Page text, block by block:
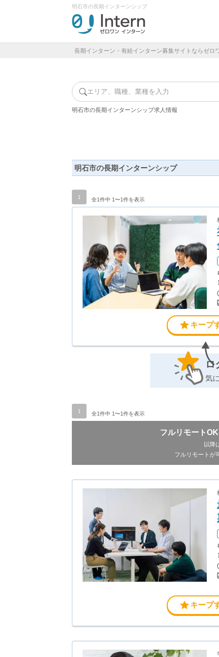
明石市の長期インターンシップ
長期インターン・有給インターン募集サイトならゼロ
エリア、職種、業種を入力
明石市の長期インターンシップ求人情報
明石市の長期インターンシップ
1 全1件中 1〜1件を表示
キープ
ロ
気
1 全1件中 1〜1件を表示
フルリモート
以降
フルリモートが
キープ